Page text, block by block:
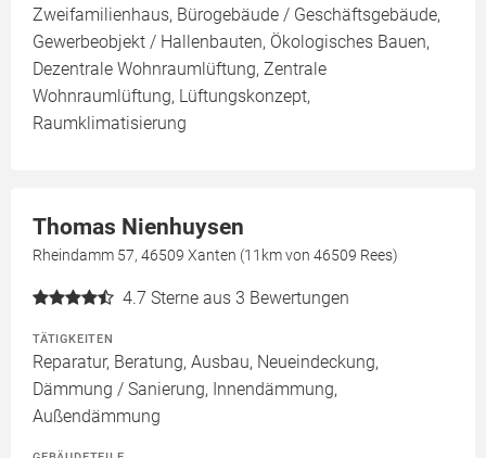
Zweifamilienhaus, Bürogebäude / Geschäftsgebäude,
Gewerbeobjekt / Hallenbauten, Ökologisches Bauen,
Dezentrale Wohnraumlüftung, Zentrale
Wohnraumlüftung, Lüftungskonzept,
Raumklimatisierung
Thomas Nienhuysen
Rheindamm 57, 46509 Xanten (11km von 46509 Rees)
4.7 Sterne aus 3 Bewertungen
TÄTIGKEITEN
Reparatur, Beratung, Ausbau, Neueindeckung,
Dämmung / Sanierung, Innendämmung,
Außendämmung